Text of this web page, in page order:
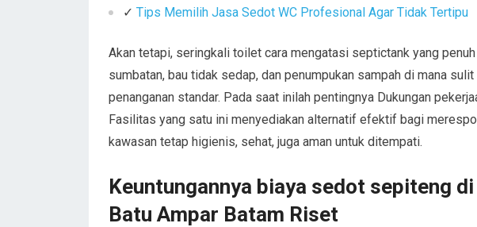
✓ Tips Memilih Jasa Sedot WC Profesional Agar Tidak Tertipu
Akan tetapi, seringkali toilet cara mengatasi septictank yang
sumbatan, bau tidak sedap, dan penumpukan sampah di mana
penanganan standar. Pada saat inilah pentingnya Dukungan
Fasilitas yang satu ini menyediakan alternatif efektif bagi
kawasan tetap higienis, sehat, juga aman untuk ditempati.
Keuntungannya biaya sedot sepiteng di
Batu Ampar Batam Riset